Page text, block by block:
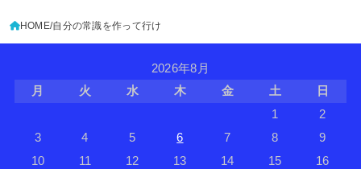
HOME 自分の常識を作って行け
2026年8月
月
火 水 木 金 土
日
1
2
3
4 5 6 7 8
9
10
11 12 13 14 15
16